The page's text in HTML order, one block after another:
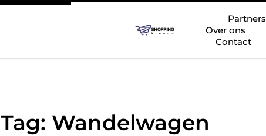
Partners
Over ons
Contact
Tag: Wandelwagen